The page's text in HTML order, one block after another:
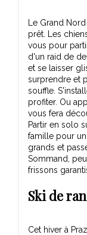
Le Grand
prêt. Les
vous pour
d'un raid de
et se laisser
surprendre et
souffle.
profiter. Ou
vous fera
Partir en solo
famille pour
grands et
Sommand,
frissons
Ski de
Cet hiver à